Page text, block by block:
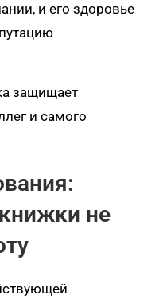
и его здоровье
защищает
и самого
не